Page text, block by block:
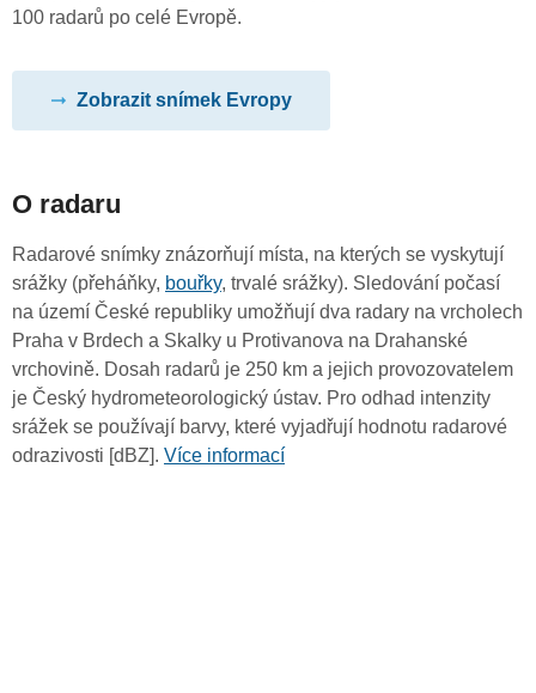
100 radarů po celé Evropě.
Zobrazit snímek Evropy
O radaru
Radarové snímky znázorňují místa, na kterých se vyskytují
srážky (přeháňky, bouřky, trvalé srážky). Sledování počasí
na území České republiky umožňují dva radary na vrcholech
Praha v Brdech a Skalky u Protivanova na Drahanské
vrchovině. Dosah radarů je 250 km a jejich provozovatelem
je Český hydrometeorologický ústav. Pro odhad intenzity
srážek se používají barvy, které vyjadřují hodnotu radarové
odrazivosti [dBZ]. Více informací